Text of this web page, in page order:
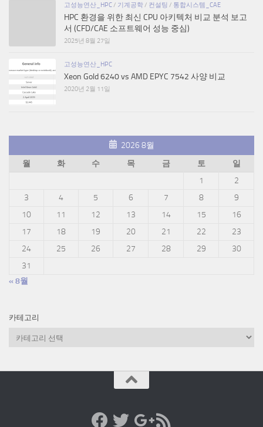
고성능연산_HPC/ 기계공학/ 컨설팅 / 통합시스템_CAE
HPC 환경을 위한 최신 CPU 아키텍처 비교 분석 보고
서 (CFD/CAE 소프트웨어 성능 중심)
2025년 8월 27일
고성능연산_HPC
Xeon Gold 6240 vs AMD EPYC 7542 사양 비교
2020년 2월 11일
2026 8월
월
화 수 목 금 토
일
1
2
3
4 5 6 7 8
9
10
11 12 13 14 15
16
17
18 19 20 21 22
23
24
25 26 27 28 29
30
31
« 8월
카테고리
리